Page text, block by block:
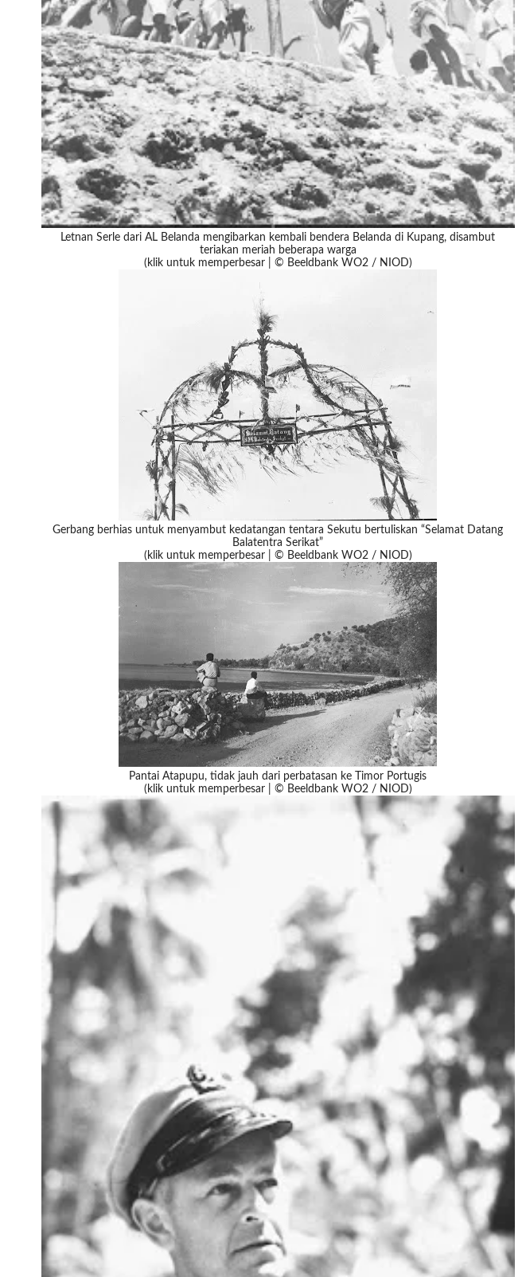
Letnan Serle dari AL Belanda mengibarkan kembali bendera Belanda di Kupang, disambut
teriakan meriah beberapa warga
(klik untuk memperbesar | © Beeldbank WO2 / NIOD)
Gerbang berhias untuk menyambut kedatangan tentara Sekutu bertuliskan “Selamat Datang
Balatentra Serikat”
(klik untuk memperbesar | © Beeldbank WO2 / NIOD)
Pantai Atapupu, tidak jauh dari perbatasan ke Timor Portugis
(klik untuk memperbesar | © Beeldbank WO2 / NIOD)